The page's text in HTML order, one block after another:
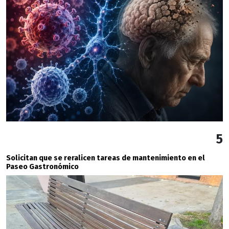
5
Solicitan que se reralicen tareas de mantenimiento en el
Paseo Gastronómico